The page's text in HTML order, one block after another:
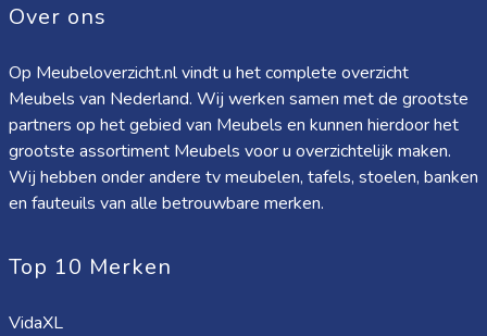
Over ons
Op Meubeloverzicht.nl vindt u het complete overzicht
Meubels van Nederland. Wij werken samen met de grootste
partners op het gebied van Meubels en kunnen hierdoor het
grootste assortiment Meubels voor u overzichtelijk maken.
Wij hebben onder andere tv meubelen, tafels, stoelen, banken
en fauteuils van alle betrouwbare merken.
Top 10 Merken
VidaXL